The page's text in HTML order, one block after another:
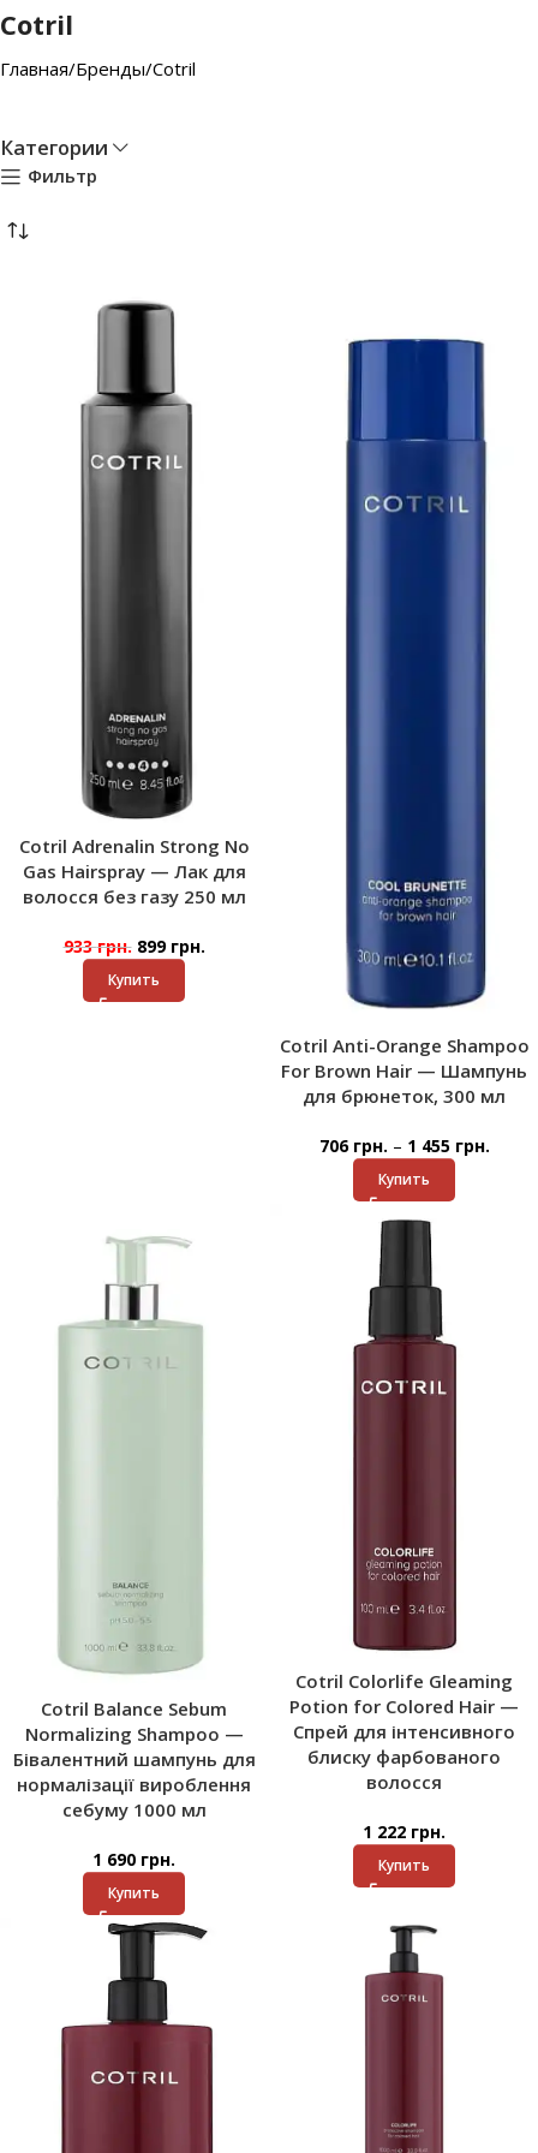
Cotril
Главная Бренды Cotril
Категории
Фильтр
Cotril Adrenalin Strong No
Gas Hairspray — Лак для
волосся без газу 250 мл
933грн. 899 грн.
Купить
Cotril Anti-Orange Shampoo
For Brown Hair — Шампунь
для брюнеток, 300 мл
706 грн. – 1 455 грн.
Купить
Cotril Balance Sebum
Normalizing Shampoo —
Бівалентний шампунь для
нормалізації вироблення
себуму 1000 мл
1 690 грн.
Купить
Cotril Colorlife Gleaming
Potion for Colored Hair —
Спрей для інтенсивного
блиску фарбованого
волосся
1 222 грн.
Купить